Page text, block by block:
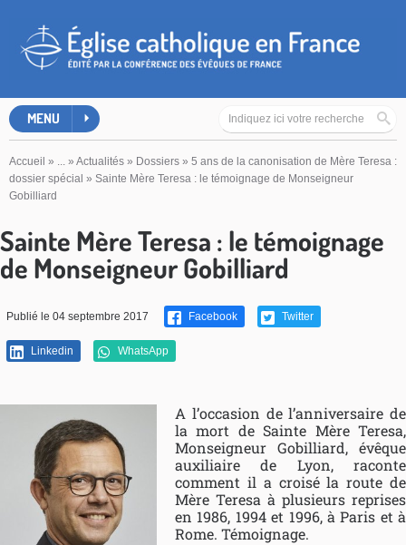
MENU
Accueil » ... » Actualités » Dossiers » 5 ans de la canonisation de Mère Teresa :
dossier spécial » Sainte Mère Teresa : le témoignage de Monseigneur
Gobilliard
Sainte Mère Teresa : le témoignage
de Monseigneur Gobilliard
Publié le 04 septembre 2017 Facebook Twitter
Linkedin WhatsApp
A l’occasion de l’anniversaire de
la mort de Sainte Mère Teresa,
Monseigneur Gobilliard, évêque
auxiliaire de Lyon, raconte
comment il a croisé la route de
Mère Teresa à plusieurs reprises
en 1986, 1994 et 1996, à Paris et à
Rome. Témoignage.